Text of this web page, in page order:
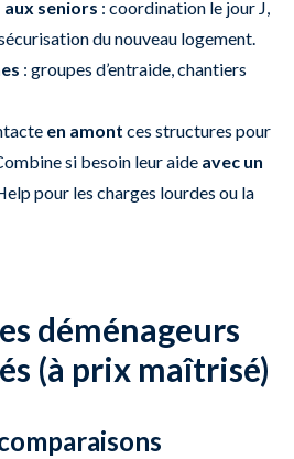
seniors : coordination le jour J,
du nouveau logement.
: groupes d’entraide, chantiers
en amont ces structures pour
si besoin leur aide avec un
pour les charges lourdes ou la
déménageurs
(à prix maîtrisé)